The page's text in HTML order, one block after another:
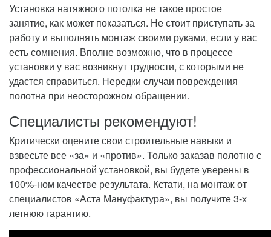
Установка натяжного потолка ­не такое простое
занятие, как может показаться. Не стоит приступать за
работу и выполнять монтаж своими руками, если у вас
есть сомнения. Вполне возможно, что в процессе
установки у вас возникнут трудности, с которыми не
удастся справиться. Нередки случаи повреждения
полотна при неосторожном обращении.
Специалисты рекомендуют!
Критически оцените свои строительные навыки и
взвесьте все «за» и «против». Только заказав полотно с
профессиональной установкой, вы будете уверены в
100%-ном качестве результата. Кстати, на монтаж от
специалистов «Аста Мануфактура», вы получите 3-х
летнюю гарантию.